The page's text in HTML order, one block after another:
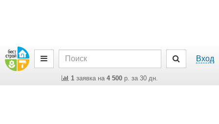
Вход
1заявка на 4 500р. за 30 дн.